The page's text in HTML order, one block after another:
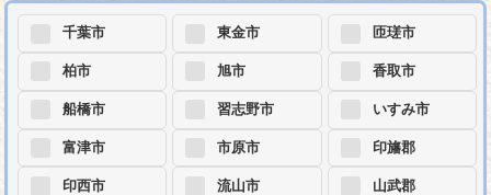
千葉市
柏市
船橋市
富津市
印西市
東金市
旭市
習志野市
市原市
流山市
匝瑳市
香取市
いすみ市
印旛郡
山武郡